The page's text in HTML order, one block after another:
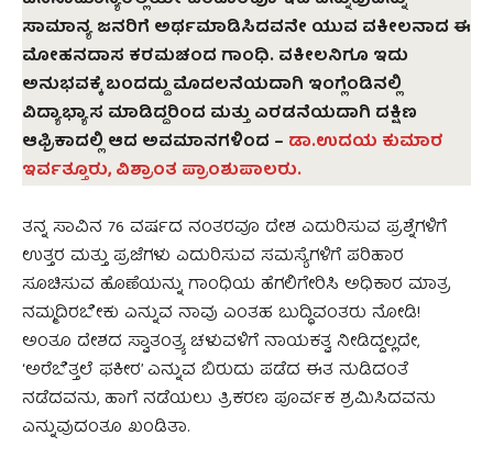
ಸಾಮಾನ್ಯ ಜನರಿಗೆ ಅರ್ಥಮಾಡಿಸಿದವನೇ ಯುವ ವಕೀಲನಾದ ಈ
ಮೋಹನದಾಸ ಕರಮಚಂದ ಗಾಂಧಿ. ವಕೀಲನಿಗೂ ಇದು
ಅನುಭವಕ್ಕೆ ಬಂದದ್ದು ಮೊದಲನೆಯದಾಗಿ ಇಂಗ್ಲೆಂಡಿನಲ್ಲಿ
ವಿದ್ಯಾಭ್ಯಾಸ ಮಾಡಿದ್ದರಿಂದ ಮತ್ತು ಎರಡನೆಯದಾಗಿ ದಕ್ಷಿಣ
ಆಫ್ರಿಕಾದಲ್ಲಿ ಆದ ಅವಮಾನಗಳಿಂದ – ಡಾ.ಉದಯ ಕುಮಾರ
ಇರ್ವತ್ತೂರು, ವಿಶ್ರಾಂತ ಪ್ರಾಂಶುಪಾಲರು.
ತನ್ನ ಸಾವಿನ 76 ವರ್ಷದ ನಂತರವೂ ದೇಶ ಎದುರಿಸುವ ಪ್ರಶ್ನೆಗಳಿಗೆ
ಉತ್ತರ ಮತ್ತು ಪ್ರಜೆಗಳು ಎದುರಿಸುವ ಸಮಸ್ಯೆಗಳಿಗೆ ಪರಿಹಾರ
ಸೂಚಿಸುವ ಹೊಣೆಯನ್ನು ಗಾಂಧಿಯ ಹೆಗಲಿಗೇರಿಸಿ ಅಧಿಕಾರ ಮಾತ್ರ
ನಮ್ಮದಿರಬೇಕು ಎನ್ನುವ ನಾವು ಎಂತಹ ಬುದ್ಧಿವಂತರು ನೋಡಿ!
ಅಂತೂ ದೇಶದ ಸ್ವಾತಂತ್ರ್ಯ ಚಳುವಳಿಗೆ ನಾಯಕತ್ವ ನೀಡಿದ್ದಲ್ಲದೇ,
‘ಅರೆಬೆತ್ತಲೆ ಫಕೀರ’ ಎನ್ನುವ ಬಿರುದು ಪಡೆದ ಈತ ನುಡಿದಂತೆ
ನಡೆದವನು, ಹಾಗೆ ನಡೆಯಲು ತ್ರಿಕರಣ ಪೂರ್ವಕ ಶ್ರಮಿಸಿದವನು
ಎನ್ನುವುದಂತೂ ಖಂಡಿತಾ.